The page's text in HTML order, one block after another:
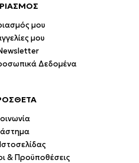
μου
μου
Δεδομένα
& Προϋποθέσεις